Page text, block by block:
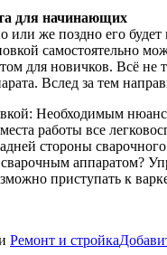
для начинающих
или же поздно его
самостоятельно
для новичков. Всё не
Вслед за тем
Необходимым
работы все
стороны
аппаратом?
приступать к
Ремонт и стройка